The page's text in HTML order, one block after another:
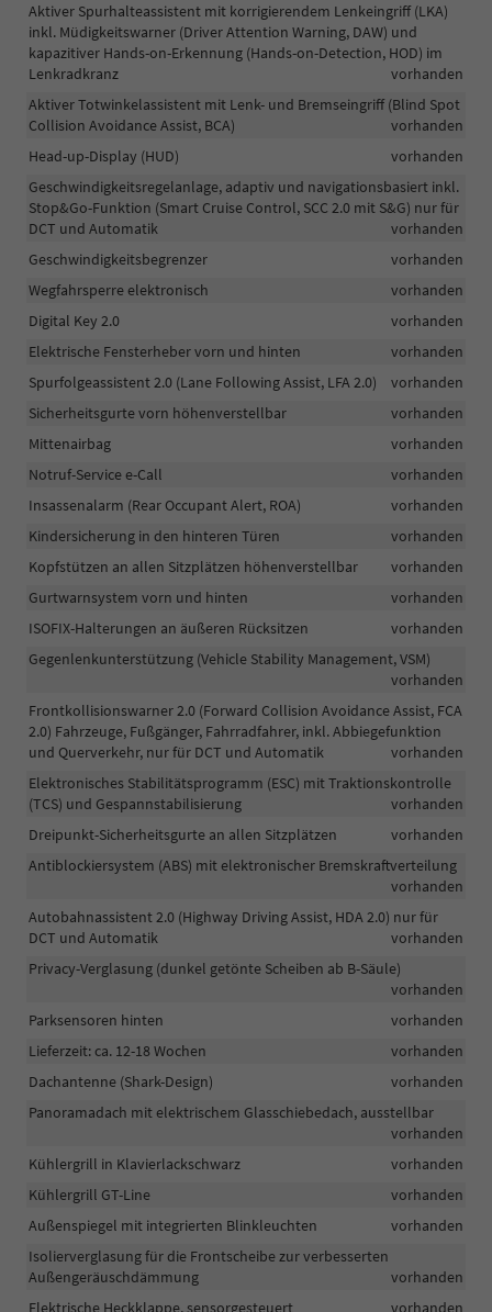
Aktiver Spurhalteassistent mit korrigierendem Lenkeingriff (LKA)
inkl. Müdigkeitswarner (Driver Attention Warning, DAW) und
kapazitiver Hands-on-Erkennung (Hands-on-Detection, HOD) im
Lenkradkranz
vorhanden
Aktiver Totwinkelassistent mit Lenk- und Bremseingriff (Blind Spot
Collision Avoidance Assist, BCA)
vorhanden
Head-up-Display (HUD)
vorhanden
Geschwindigkeitsregelanlage, adaptiv und navigationsbasiert inkl.
Stop&Go-Funktion (Smart Cruise Control, SCC 2.0 mit S&G) nur für
DCT und Automatik
vorhanden
Geschwindigkeitsbegrenzer
vorhanden
Wegfahrsperre elektronisch
vorhanden
Digital Key 2.0
vorhanden
Elektrische Fensterheber vorn und hinten
vorhanden
Spurfolgeassistent 2.0 (Lane Following Assist, LFA 2.0)
vorhanden
Sicherheitsgurte vorn höhenverstellbar
vorhanden
Mittenairbag
vorhanden
Notruf-Service e-Call
vorhanden
Insassenalarm (Rear Occupant Alert, ROA)
vorhanden
Kindersicherung in den hinteren Türen
vorhanden
Kopfstützen an allen Sitzplätzen höhenverstellbar
vorhanden
Gurtwarnsystem vorn und hinten
vorhanden
ISOFIX-Halterungen an äußeren Rücksitzen
vorhanden
Gegenlenkunterstützung (Vehicle Stability Management, VSM)
vorhanden
Frontkollisionswarner 2.0 (Forward Collision Avoidance Assist, FCA
2.0) Fahrzeuge, Fußgänger, Fahrradfahrer, inkl. Abbiegefunktion
und Querverkehr, nur für DCT und Automatik
vorhanden
Elektronisches Stabilitätsprogramm (ESC) mit Traktionskontrolle
(TCS) und Gespannstabilisierung
vorhanden
Dreipunkt-Sicherheitsgurte an allen Sitzplätzen
vorhanden
Antiblockiersystem (ABS) mit elektronischer Bremskraftverteilung
vorhanden
Autobahnassistent 2.0 (Highway Driving Assist, HDA 2.0) nur für
DCT und Automatik
vorhanden
Privacy-Verglasung (dunkel getönte Scheiben ab B-Säule)
vorhanden
Parksensoren hinten
vorhanden
Lieferzeit: ca. 12-18 Wochen
vorhanden
Dachantenne (Shark-Design)
vorhanden
Panoramadach mit elektrischem Glasschiebedach, ausstellbar
vorhanden
Kühlergrill in Klavierlackschwarz
vorhanden
Kühlergrill GT-Line
vorhanden
Außenspiegel mit integrierten Blinkleuchten
vorhanden
Isolierverglasung für die Frontscheibe zur verbesserten
Außengeräuschdämmung
vorhanden
Elektrische Heckklappe, sensorgesteuert
vorhanden